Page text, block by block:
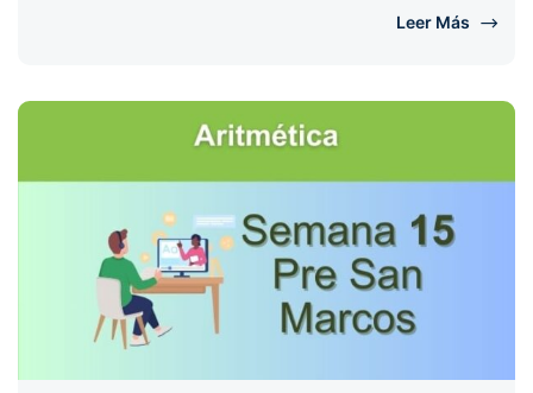
Leer Más